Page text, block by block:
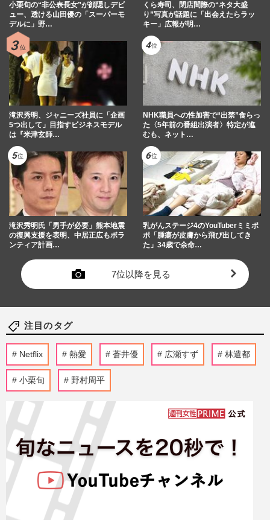
小栗旬の“非公表長女”が顔隠しデビ
ュー、透ける山田優の「スーパーモ
デルに」野…
くら寿司、閉店間際の“ネタ大盛
り”写真が話題に「出会えたらラッ
キー」広報が明…
滝沢秀明、ジャニーズ社員に「企画
5つ出して」目指すビジネスモデル
は『米津玄師…
NHK職員への性加害で“出禁”食らっ
た〈5年前の番組出演者〉特定が進
むも、ネット…
滝沢秀明氏「男手が必要」熊本地震
の復興支援を表明、中居正広もボラ
ンティア計画…
乳がんステージ4のYouTuberミミポ
ポ「腫瘍が皮膚から飛び出してき
た」34歳で余命…
7位以降を見る
注目のタグ
Netflix 熱愛 蒼井優 広瀬すず 林遣都
小栗旬 野村周平